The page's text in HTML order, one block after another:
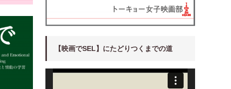
【映画でSEL】にたどりつくまでの道